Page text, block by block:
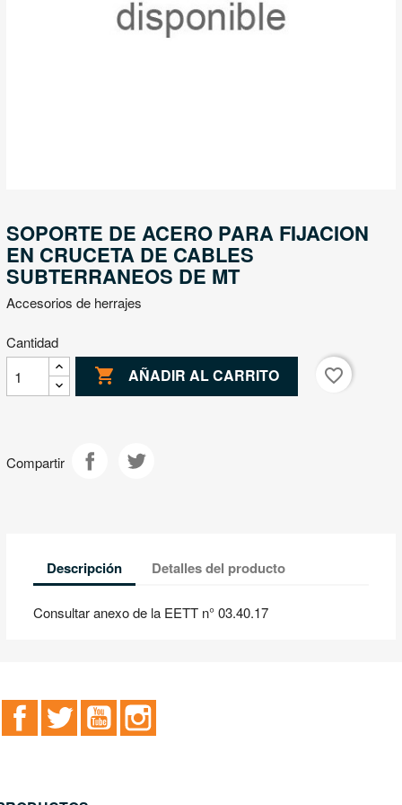
SOPORTE DE ACERO PARA FIJACION
EN CRUCETA DE CABLES
SUBTERRANEOS DE MT
Accesorios de herrajes
Cantidad
 AÑADIR AL CARRITO favorite_border
Compartir
Descripción Detalles del producto
Consultar anexo de la EETT n° 03.40.17
FacebookTwitter YouTube